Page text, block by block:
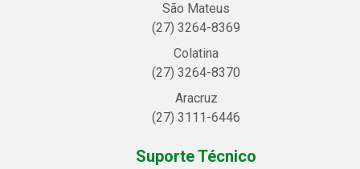
São Mateus
(27) 3264-8369
Colatina
(27) 3264-8370
Aracruz
(27) 3111-6446
Suporte Técnico